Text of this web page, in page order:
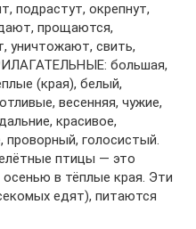
подрастут, окрепнут,
прощаются,
уничтожают, свить,
большая,
(края), белый,
весенняя, чужие,
красивое,
голосистый.
птицы — это
в тёплые края. Эти
едят), питаются